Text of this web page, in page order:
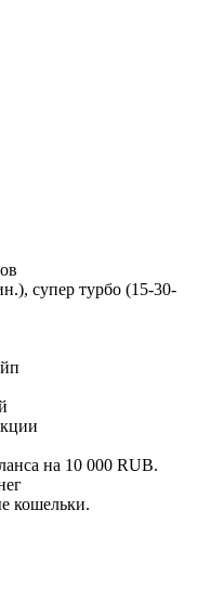
супер турбо (15-30-
на 10 000 RUB.
кошельки.